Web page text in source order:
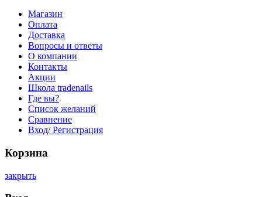
Магазин
Оплата
Доставка
Вопросы и ответы
О компании
Контакты
Акции
Школа tradenails
Где вы?
Список желаний
Сравнение
Вход/ Регистрация
Корзина
закрыть